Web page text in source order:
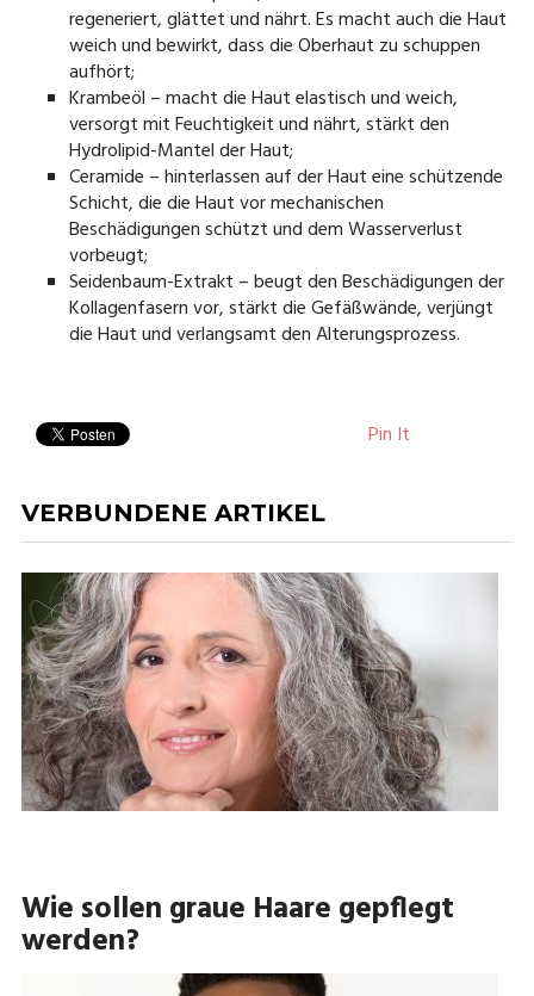
regeneriert, glättet und nährt. Es macht auch die Haut
weich und bewirkt, dass die Oberhaut zu schuppen
aufhört;
Krambeöl – macht die Haut elastisch und weich,
versorgt mit Feuchtigkeit und nährt, stärkt den
Hydrolipid-Mantel der Haut;
Ceramide – hinterlassen auf der Haut eine schützende
Schicht, die die Haut vor mechanischen
Beschädigungen schützt und dem Wasserverlust
vorbeugt;
Seidenbaum-Extrakt – beugt den Beschädigungen der
Kollagenfasern vor, stärkt die Gefäßwände, verjüngt
die Haut und verlangsamt den Alterungsprozess.
Pin It
VERBUNDENE ARTIKEL
Wie sollen graue Haare gepflegt
werden?